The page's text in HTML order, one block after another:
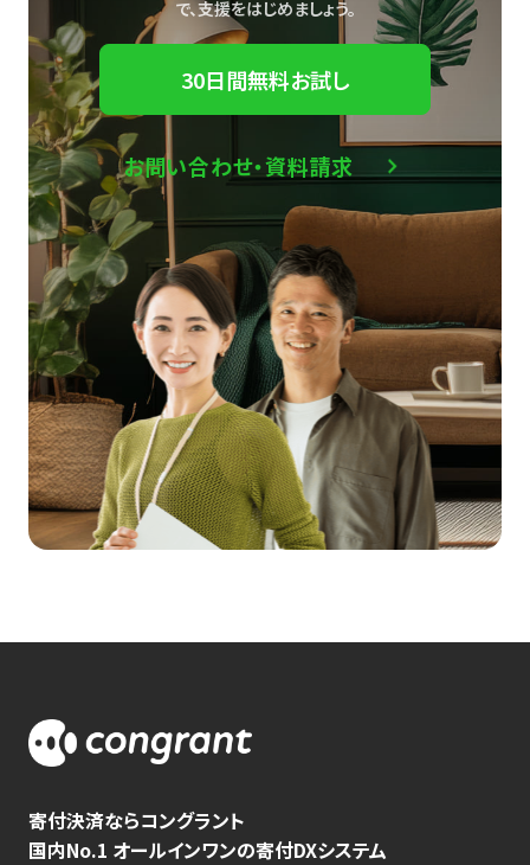
で、支援をはじめましょう。
30日間無料お試し
お問い合わせ・資料請求
寄付決済ならコングラント
国内No.1 オールインワンの寄付DXシステム